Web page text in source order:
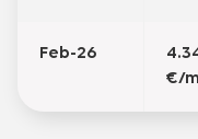
Feb-26
€/